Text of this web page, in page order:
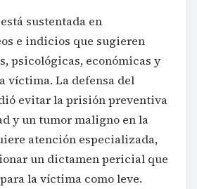
sustentada en
e indicios que sugieren
psicológicas, económicas y
víctima. La defensa del
evitar la prisión preventiva
y un tumor maligno en la
atención especializada,
un dictamen pericial que
la víctima como leve.